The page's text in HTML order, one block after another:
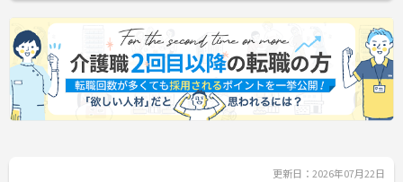
更新日：2026年07月22日